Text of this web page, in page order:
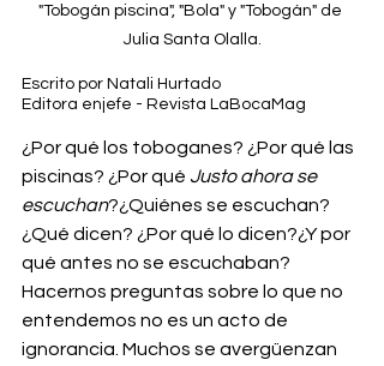
"Tobogán piscina", "Bola" y "Tobogán" de
Julia Santa Olalla.
Escrito por Natali Hurtado
Editora enjefe - Revista LaBocaMag
¿Por qué los toboganes? ¿Por qué las
piscinas? ¿Por qué Justo ahora se
escuchan?¿Quiénes se escuchan?
¿Qué dicen? ¿Por qué lo dicen?¿Y por
qué antes no se escuchaban?
Hacernos preguntas sobre lo que no
entendemos no es un acto de
ignorancia. Muchos se avergüenzan